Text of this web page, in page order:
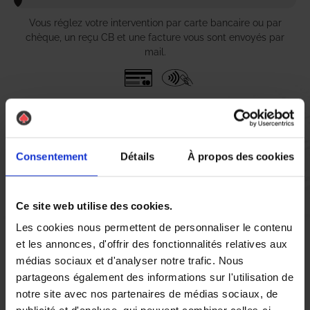
Consentement Détails À propos des cookies
Ce site web utilise des cookies.
Les cookies nous permettent de personnaliser le contenu
et les annonces, d'offrir des fonctionnalités relatives aux
médias sociaux et d'analyser notre trafic. Nous
partageons également des informations sur l'utilisation de
notre site avec nos partenaires de médias sociaux, de
Vous réglez votre intervention par carte bancaire ou par
chèque, un reçu CB et une facture vous sont envoyés par
mail.
Etape 5 :
avec l’équipe AS DE PIC.
Nous avons pensé à tout
Bienvenue chez As de Pic, votre **entreprise de